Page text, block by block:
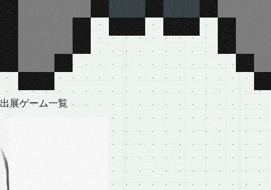
出 展ゲー ム一覧